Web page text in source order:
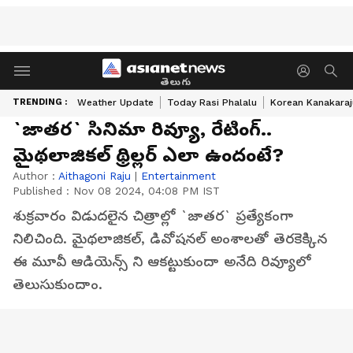
తెలుగు
TRENDING : Weather Update Today Rasi Phalalu Korean
`జాతర` సినిమా రివ్యూ, రేటింగ్..
మైథలాజికల్‌ థ్రిల్లర్‌ ఎలా ఉందంటే?
Author : Aithagoni Raju | Entertainment
Published : Nov 08 2024, 04:08 PM IST
శుక్రవారం విడుదలైన చిత్రాల్లో `జాతర` ప్రత్యేకంగా
నిలిచింది. మైథలాజికల్‌, డివోషనల్‌ అంశాలతో తెరకెక్కిన
ఈ మూవీ ఆడియెన్స్ ని ఆకట్టుకుందా అనేది రివ్యూలో
తెలుసుకుందాం.